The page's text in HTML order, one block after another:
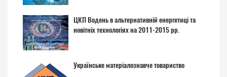
ЦКП Водень в альтернативній енергетиці та
новітніх технологіях на 2011-2015 рр.
Українське матеріалознавче товариство